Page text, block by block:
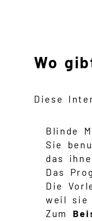
Wo
Diese
Blinde
Sie
das
Das
Die
weil sie
Zum